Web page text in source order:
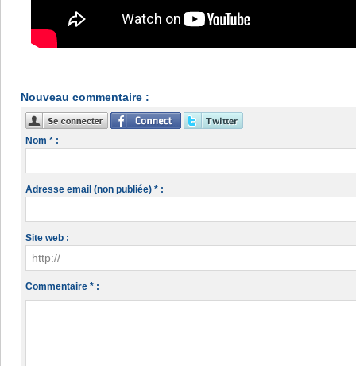
Nouveau commentaire :
Nom * :
Adresse email (non publiée) * :
Site web :
Commentaire * :